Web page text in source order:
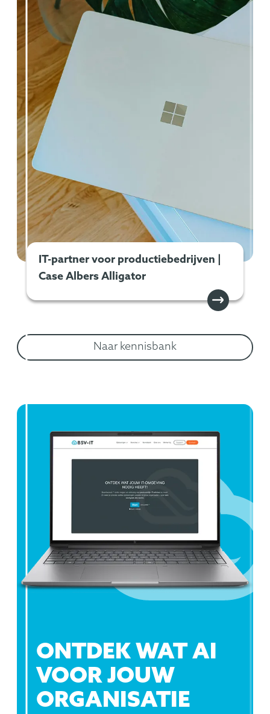
IT-partner voor productiebedrijven |
Case Albers Alligator
Naar kennisbank
ONTDEK WAT AI
VOOR JOUW
ORGANISATIE